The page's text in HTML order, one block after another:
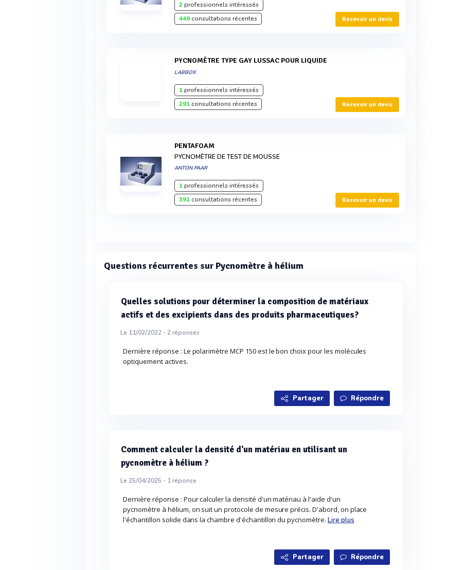
2professionnels intéressés
449consultations récentes Recevoir un devis
PYCNOMÈTRE TYPE GAY LUSSAC POUR LIQUIDE
LABBOX
1professionnels intéressés
291consultations récentes Recevoir un devis
PENTAFOAM
PYCNOMÈTRE DE TEST DE MOUSSE
ANTON PAAR
1professionnels intéressés
391consultations récentes Recevoir un devis
Questions récurrentes sur Pycnomètre à hélium
Quelles solutions pour déterminer la composition de matériaux
actifs et des excipients dans des produits pharmaceutiques?
Le 11/02/2022 -2réponses
Dernière réponse : Le polarimètre MCP 150 est le bon choix pour les molécules
optiquement actives.
Partager Répondre
Comment calculer la densité d'un matériau en utilisant un
pycnomètre à hélium ?
Le 25/04/2025 - 1réponse
Dernière réponse : Pour calculer la densité d'un matériau à l'aide d'un
pycnomètre à hélium, on suit un protocole de mesure précis. D'abord, on place
l'échantillon solide dans la chambre d'échantillon du pycnomètre. Lire plus
Partager Répondre